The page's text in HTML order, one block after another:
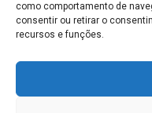
como comportamento de
consentir ou retirar o
recursos e funções.
MAPA DO SITE